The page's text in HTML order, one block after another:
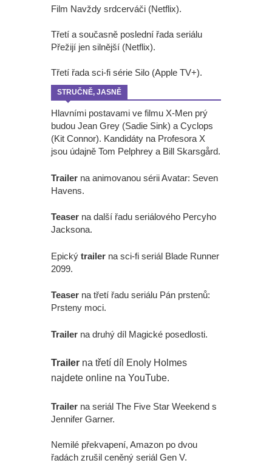
Film Navždy srdcerváči (Netflix).
Třetí a současně poslední řada seriálu
Přežijí jen silnější (Netflix).
Třetí řada sci-fi série Silo (Apple TV+).
STRUČNĚ, JASNĚ
Hlavními postavami ve filmu X-Men prý
budou Jean Grey (Sadie Sink) a Cyclops
(Kit Connor). Kandidáty na Profesora X
jsou údajně Tom Pelphrey a Bill Skarsgård.
Trailer na animovanou sérii Avatar: Seven
Havens.
Teaser na další řadu seriálového Percyho
Jacksona.
Epický trailer na sci-fi seriál Blade Runner
2099.
Teaser na třetí řadu seriálu Pán prstenů:
Prsteny moci.
Trailer na druhý díl Magické posedlosti.
Trailer na třetí díl Enoly Holmes
najdete online na YouTube.
Trailer na seriál The Five Star Weekend s
Jennifer Garner.
Nemilé překvapení, Amazon po dvou
řadách zrušil ceněný seriál Gen V.